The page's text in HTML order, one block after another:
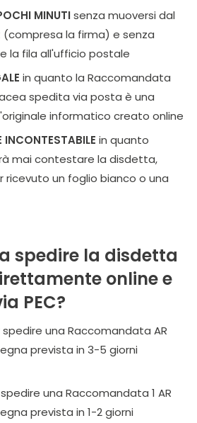
MINUTIsenza muoversi dal
la firma) e senza
la fila all'ufficio postale
in quanto la Raccomandata
spedita via posta è una
informatico creato online
INCONTESTABILE in quanto
mai contestare la disdetta,
un foglio bianco o una
spedire la disdetta
online e
PEC?
una Raccomandata AR
prevista in 3-5 giorni
una Raccomandata 1 AR
prevista in 1-2 giorni